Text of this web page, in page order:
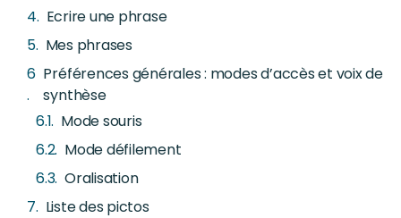
Ecrire une phrase
Mes phrases
Préférences générales : modes d’accès et voix de
synthèse
Mode souris
Mode défilement
Oralisation
Liste des pictos